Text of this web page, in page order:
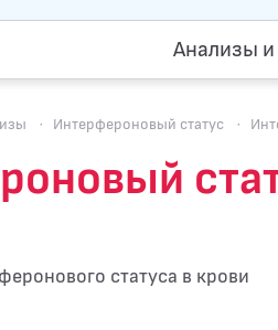
Анализы и
· Интерфероновый статус ·
статуса в крови